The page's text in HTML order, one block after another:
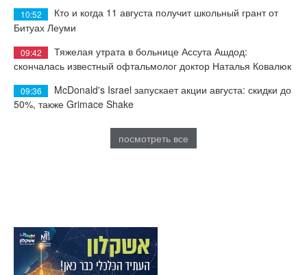
10:52
Кто и когда 11 августа получит школьный грант от
Битуах Леуми
09:42
Тяжелая утрата в больнице Ассута Ашдод:
скончалась известный офтальмолог доктор Наталья Ковалюк
09:36
McDonald's Israel запускает акции августа: скидки до
50%, также Grimace Shake
посмотреть все